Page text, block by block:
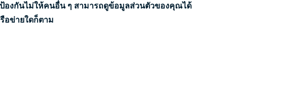
ป้องกันไม่ให้คนอื่น ๆ สามารถดูข้อมูลส่วนตัวของคุณได้
อข่ายใดก็ตาม